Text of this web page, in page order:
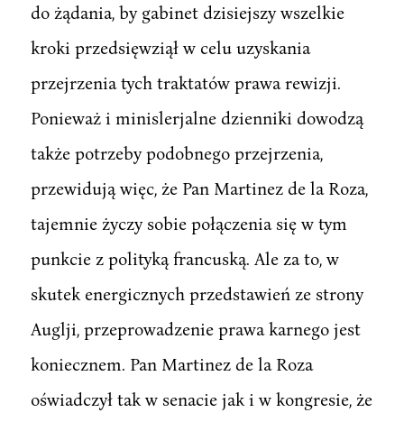
do żądania, by gabinet dzisiejszy wszelkie
kroki przedsięwziął w celu uzyskania
przejrzenia tych traktatów prawa rewizji.
Ponieważ i minislerjalne dzienniki dowodzą
także potrzeby podobnego przejrzenia,
przewidują więc, że Pan Martinez de la Roza,
tajemnie życzy sobie połączenia się w tym
punkcie z polityką francuską. Ale za to, w
skutek energicznych przedstawień ze strony
Auglji, przeprowadzenie prawa karnego jest
koniecznem. Pan Martinez de la Roza
oświadczył tak w senacie jak i w kongresie, że